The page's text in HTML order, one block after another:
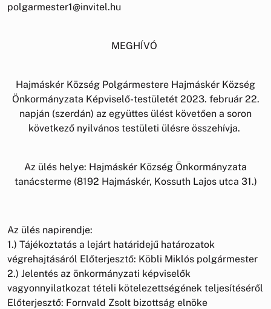
polgarmester1@invitel.hu
MEGHÍVÓ
Hajmáskér Község Polgármestere Hajmáskér Község
Önkormányzata Képviselő-testületét 2023. február 22.
napján (szerdán) az együttes ülést követően a soron
következő nyilvános testületi ülésre összehívja.
Az ülés helye: Hajmáskér Község Önkormányzata
tanácsterme (8192 Hajmáskér, Kossuth Lajos utca 31.)
Az ülés napirendje:
1.) Tájékoztatás a lejárt határidejű határozatok
végrehajtásáról Előterjesztő: Köbli Miklós polgármester
2.) Jelentés az önkormányzati képviselők
vagyonnyilatkozat tételi kötelezettségének teljesítéséről
Előterjesztő: Fornvald Zsolt bizottság elnöke